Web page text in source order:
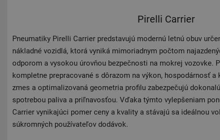
Pirelli Carrier
Pneumatiky Pirelli Carrier predstavujú modernú letnú obuv
nákladné vozidlá, ktorá vyniká mimoriadnym počtom
odporom a vysokou úrovňou bezpečnosti na mokrej vozovke.
kompletne prepracované s dôrazom na výkon, hospodárnosť
zmes a optimalizovaná geometria profilu zabezpečujú
spotrebou paliva a priľnavosťou. Vďaka týmto vylepšeniam
Carrier vynikajúci pomer ceny a kvality a stávajú sa ideálnou
súkromných používateľov dodávok.